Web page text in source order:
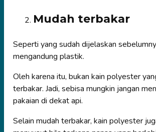
Mudah terbakar
Seperti yang sudah dijelaskan
mengandung plastik.
Oleh karena itu, bukan kain polyester
terbakar. Jadi, sebisa mungkin jangan
pakaian di dekat api.
Selain mudah terbakar, kain polyester